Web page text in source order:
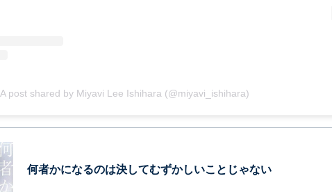
A post shared by Miyavi Lee Ishihara (@miyavi_ishihara)
何者かになるのは決してむずかしいことじゃない